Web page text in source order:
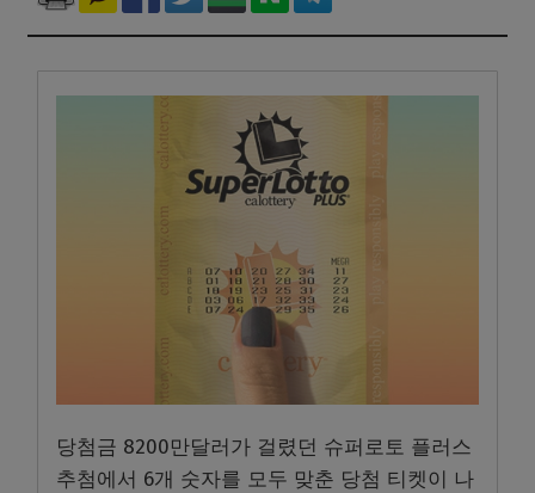
당첨금 8200만달러가 걸렸던 슈퍼로토 플러스
추첨에서 6개 숫자를 모두 맞춘 당첨 티켓이 나